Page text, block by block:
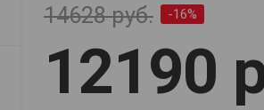
14628 руб. -16%
12190